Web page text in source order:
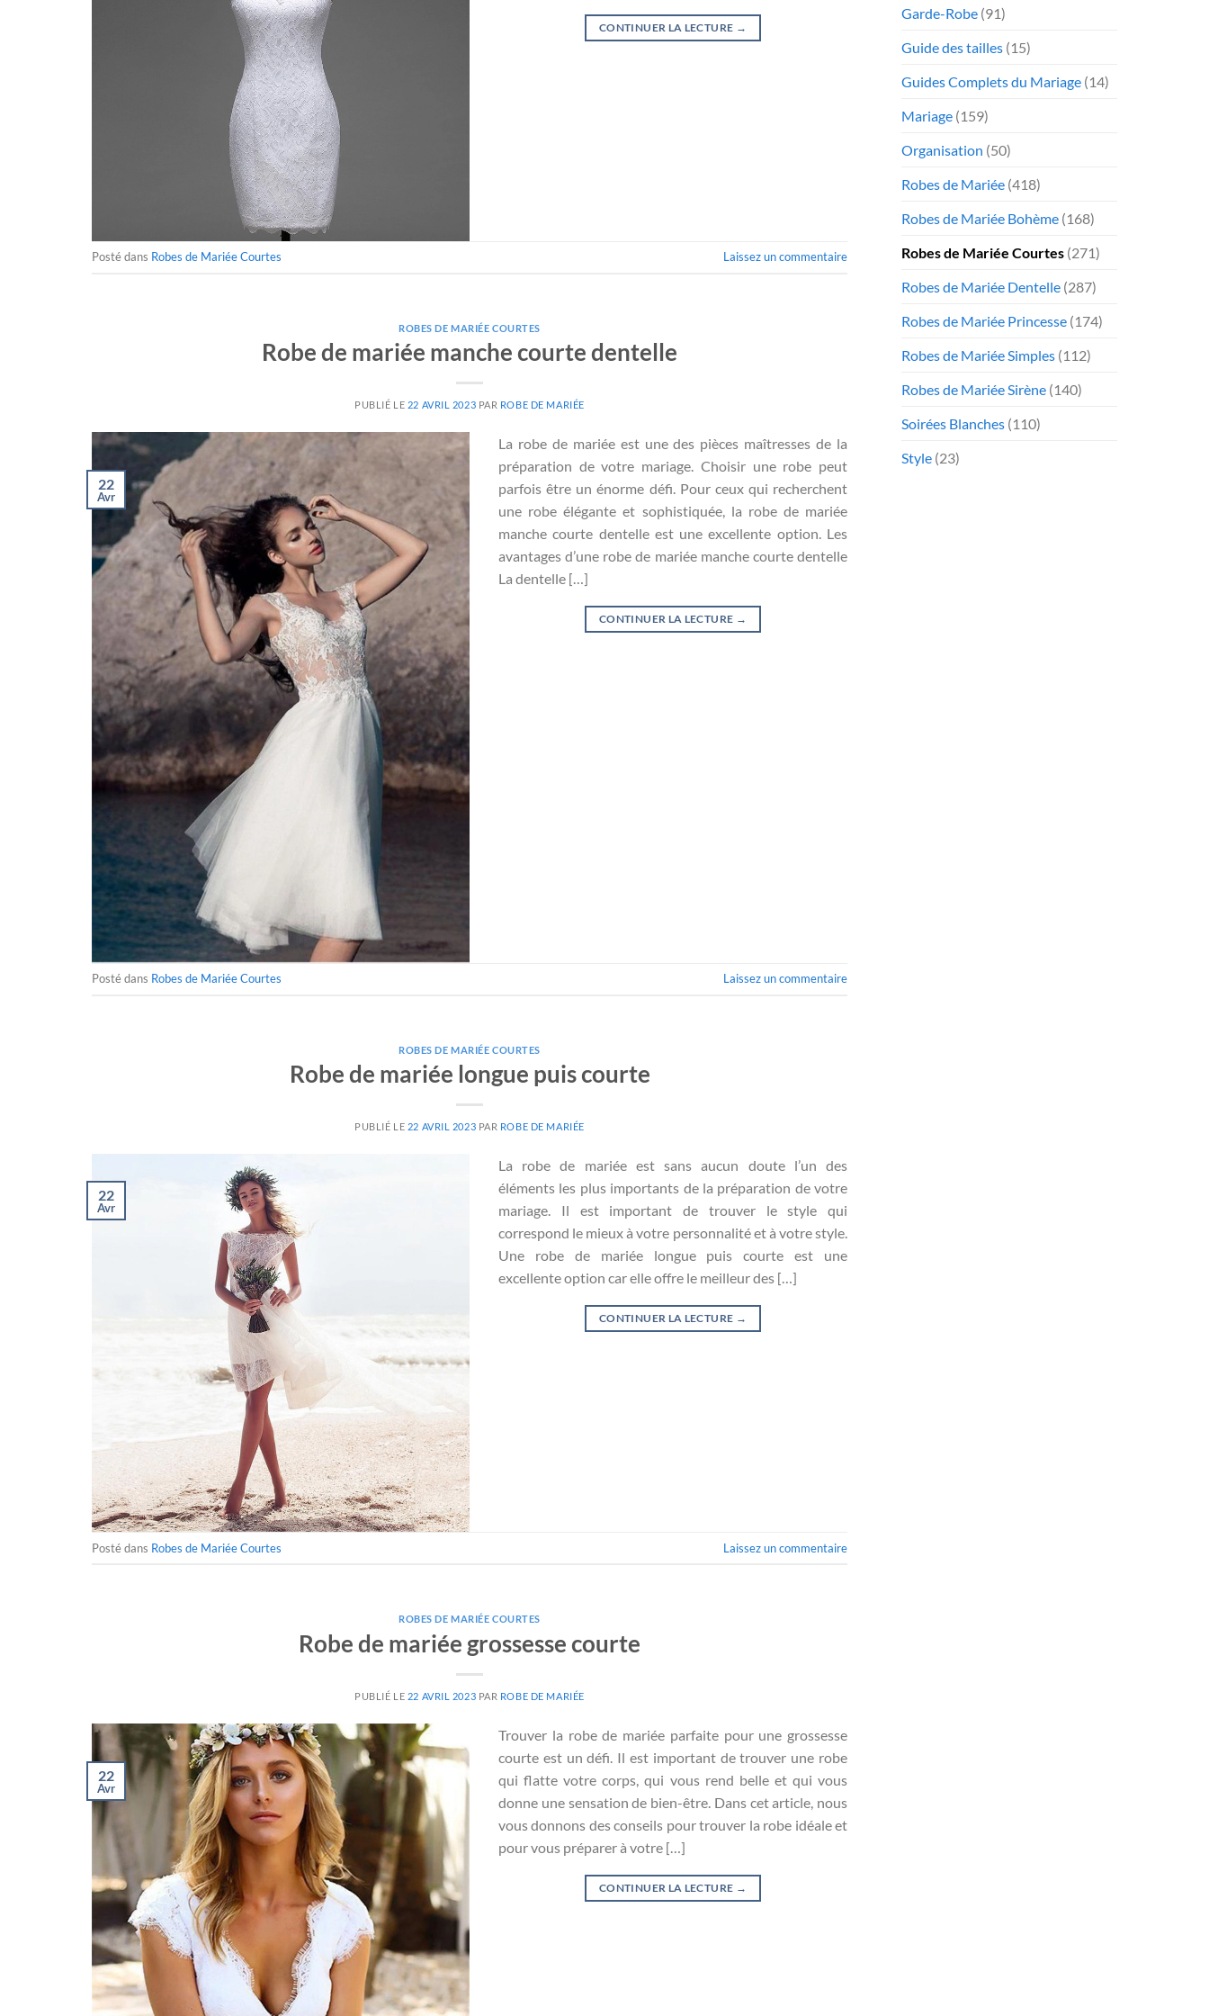
CONTINUER LA LECTURE →
Posté dans Robes de Mariée Courtes Laissez un commentaire
ROBES DE MARIÉE COURTES
Robe de mariée manche courte dentelle
PUBLIÉ LE 22 AVRIL 2023 PAR ROBE DE MARIÉE
22
Avr
La robe de mariée est une des pièces maîtresses de la
préparation de votre mariage. Choisir une robe peut
parfois être un énorme défi. Pour ceux qui recherchent
une robe élégante et sophistiquée, la robe de mariée
manche courte dentelle est une excellente option. Les
avantages d’une robe de mariée manche courte dentelle
La dentelle […]
CONTINUER LA LECTURE →
Posté dans Robes de Mariée Courtes Laissez un commentaire
ROBES DE MARIÉE COURTES
Robe de mariée longue puis courte
PUBLIÉ LE 22 AVRIL 2023 PAR ROBE DE MARIÉE
22
Avr
La robe de mariée est sans aucun doute l’un des
éléments les plus importants de la préparation de votre
mariage. Il est important de trouver le style qui
correspond le mieux à votre personnalité et à votre style.
Une robe de mariée longue puis courte est une
excellente option car elle offre le meilleur des […]
CONTINUER LA LECTURE →
Posté dans Robes de Mariée Courtes Laissez un commentaire
ROBES DE MARIÉE COURTES
Robe de mariée grossesse courte
PUBLIÉ LE 22 AVRIL 2023 PAR ROBE DE MARIÉE
22
Avr
Trouver la robe de mariée parfaite pour une grossesse
courte est un défi. Il est important de trouver une robe
qui flatte votre corps, qui vous rend belle et qui vous
donne une sensation de bien-être. Dans cet article, nous
vous donnons des conseils pour trouver la robe idéale et
pour vous préparer à votre […]
CONTINUER LA LECTURE →
Garde-Robe (91)
Guide des tailles (15)
Guides Complets du Mariage (14)
Mariage (159)
Organisation (50)
Robes de Mariée (418)
Robes de Mariée Bohème (168)
Robes de Mariée Courtes (271)
Robes de Mariée Dentelle (287)
Robes de Mariée Princesse (174)
Robes de Mariée Simples (112)
Robes de Mariée Sirène (140)
Soirées Blanches (110)
Style (23)